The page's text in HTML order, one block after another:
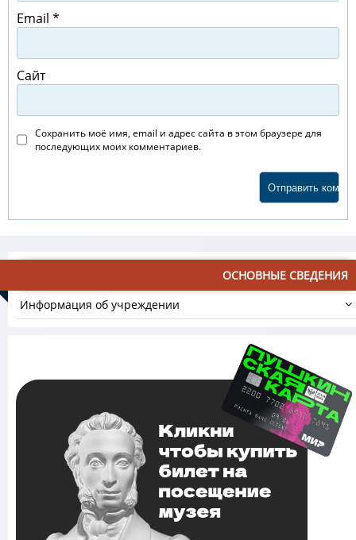
Email *
Сайт
Сохранить моё имя, email и адрес сайта в этом браузере для
последующих моих комментариев.
ОСНОВНЫЕ СВЕДЕНИЯ
Информация об учреждении